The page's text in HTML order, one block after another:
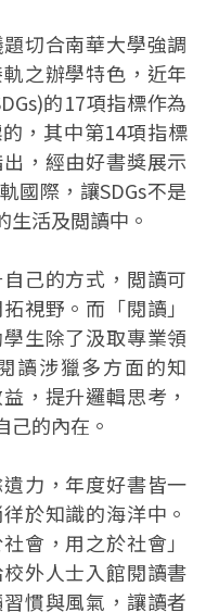
切合南華大學強調
之辦學特色，近年
的17項指標作為
，其中第14項指標
，經由好書獎展示
國際，讓SDGs不是
生活及閲讀中。
己的方式，閲讀可
視野。而「閱讀」
生除了汲取專業領
讀涉獵多方面的知
，提升邏輯思考，
己的內在。
力，年度好書皆一
於知識的海洋中。
會，用之於社會」
外人士入館閱讀書
慣與風氣，讓讀者